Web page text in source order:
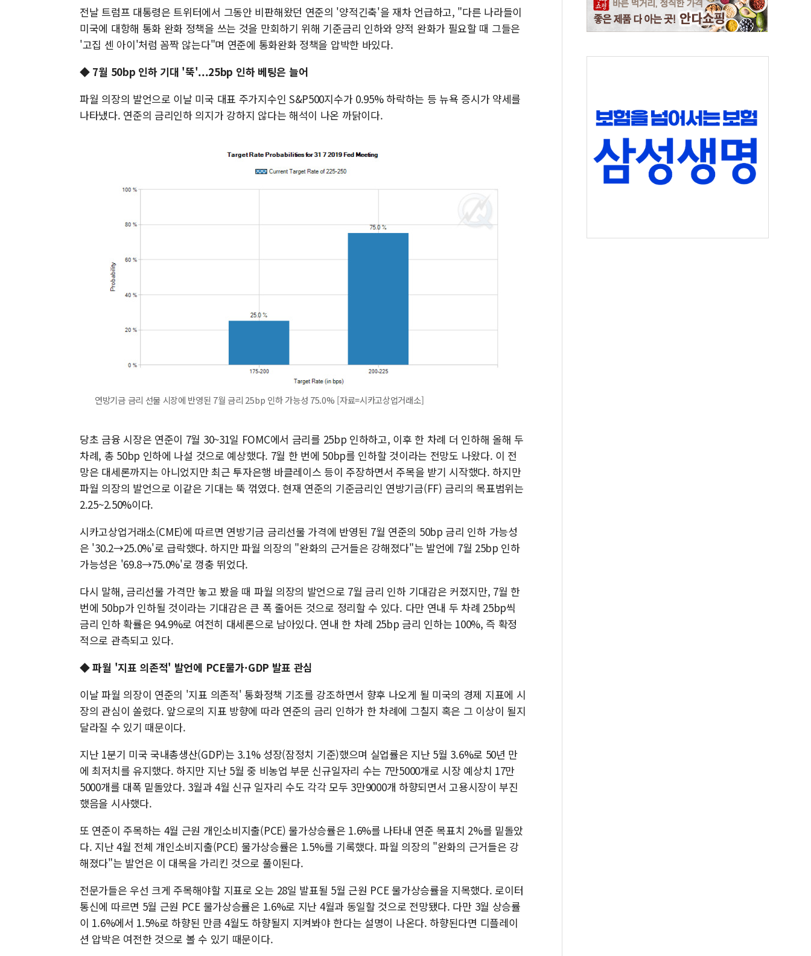
전날 트럼프 대통령은 트위터에서 그동안 비판해왔던 연준의 '양적긴축'을 재차 언급하고, "다른 나라들이
미국에 대항해 통화 완화 정책을 쓰는 것을 만회하기 위해 기준금리 인하와 양적 완화가 필요할 때 그들은
'고집 센 아이'처럼 꼼짝 않는다"며 연준에 통화완화 정책을 압박한 바있다.
◆ 7월 50bp 인하 기대 '뚝'...25bp 인하 베팅은 늘어
파월 의장의 발언으로 이날 미국 대표 주가지수인 S&P500지수가 0.95% 하락하는 등 뉴욕 증시가 약세를
나타냈다. 연준의 금리인하 의지가 강하지 않다는 해석이 나온 까닭이다.
연방기금 금리 선물 시장에 반영된 7월 금리 25bp 인하 가능성 75.0% [자료=시카고상업거래소]
당초 금융 시장은 연준이 7월 30~31일 FOMC에서 금리를 25bp 인하하고, 이후 한 차례 더 인하해 올해 두
차례, 총 50bp 인하에 나설 것으로 예상했다. 7월 한 번에 50bp를 인하할 것이라는 전망도 나왔다. 이 전
망은 대세론까지는 아니었지만 최근 투자은행 바클레이스 등이 주장하면서 주목을 받기 시작했다. 하지만
파월 의장의 발언으로 이같은 기대는 뚝 꺾였다. 현재 연준의 기준금리인 연방기금(FF) 금리의 목표범위는
2.25~2.50%이다.
시카고상업거래소(CME)에 따르면 연방기금 금리선물 가격에 반영된 7월 연준의 50bp 금리 인하 가능성
은 '30.2→25.0%'로 급락했다. 하지만 파월 의장의 "완화의 근거들은 강해졌다"는 발언에 7월 25bp 인하
가능성은 '69.8→75.0%'로 껑충 뛰었다.
다시 말해, 금리선물 가격만 놓고 봤을 때 파월 의장의 발언으로 7월 금리 인하 기대감은 커졌지만, 7월 한
번에 50bp가 인하될 것이라는 기대감은 큰 폭 줄어든 것으로 정리할 수 있다. 다만 연내 두 차례 25bp씩
금리 인하 확률은 94.9%로 여전히 대세론으로 남아있다. 연내 한 차례 25bp 금리 인하는 100%, 즉 확정
적으로 관측되고 있다.
◆ 파월 '지표 의존적' 발언에 PCE물가·GDP 발표 관심
이날 파월 의장이 연준의 '지표 의존적' 통화정책 기조를 강조하면서 향후 나오게 될 미국의 경제 지표에 시
장의 관심이 쏠렸다. 앞으로의 지표 방향에 따라 연준의 금리 인하가 한 차례에 그칠지 혹은 그 이상이 될지
달라질 수 있기 때문이다.
지난 1분기 미국 국내총생산(GDP)는 3.1% 성장(잠정치 기준)했으며 실업률은 지난 5월 3.6%로 50년 만
에 최저치를 유지했다. 하지만 지난 5월 중 비농업 부문 신규일자리 수는 7만5000개로 시장 예상치 17만
5000개를 대폭 밑돌았다. 3월과 4월 신규 일자리 수도 각각 모두 3만9000개 하향되면서 고용시장이 부진
했음을 시사했다.
또 연준이 주목하는 4월 근원 개인소비지출(PCE) 물가상승률은 1.6%를 나타내 연준 목표치 2%를 밑돌았
다. 지난 4월 전체 개인소비지출(PCE) 물가상승률은 1.5%를 기록했다. 파월 의장의 "완화의 근거들은 강
해졌다"는 발언은 이 대목을 가리킨 것으로 풀이된다.
전문가들은 우선 크게 주목해야할 지표로 오는 28일 발표될 5월 근원 PCE 물가상승률을 지목했다. 로이터
통신에 따르면 5월 근원 PCE 물가상승률은 1.6%로 지난 4월과 동일할 것으로 전망됐다. 다만 3월 상승률
이 1.6%에서 1.5%로 하향된 만큼 4월도 하향될지 지켜봐야 한다는 설명이 나온다. 하향된다면 디플레이
션 압박은 여전한 것으로 볼 수 있기 때문이다.